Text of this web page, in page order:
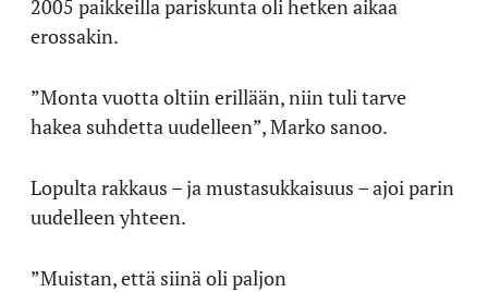
2005 paikkeilla pariskunta oli hetken aikaa
erossakin.
”Monta vuotta oltiin erillään, niin tuli tarve
hakea suhdetta uudelleen”, Marko sanoo.
Lopulta rakkaus – ja mustasukkaisuus – ajoi parin
uudelleen yhteen.
”Muistan, että siinä oli paljon